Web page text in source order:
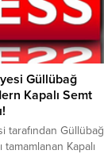
Güllübağ
Kapalı Semt
tarafından Güllübağ
tamamlanan Kapalı